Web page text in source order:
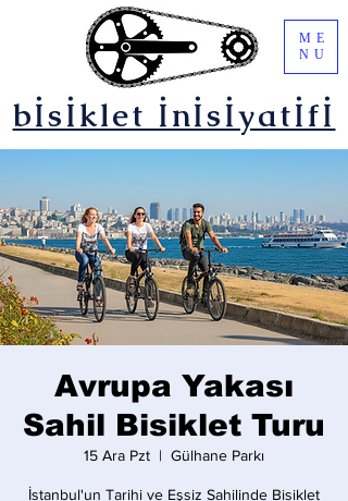
bİsİklet İnİsİyatİfİ
ME
NU
Avrupa Yakası
Sahil Bisiklet Turu
15 Ara Pzt
  |
Gülhane Parkı
İstanbul'un Tarihi ve Eşsiz Sahilinde Bisiklet